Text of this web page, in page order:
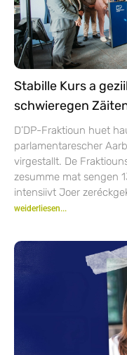
Stabille Kurs a
schwieregen
D’DP-Fraktioun huet
parlamentarescher
virgestallt. De
zesumme mat sengen
intensiivt Joer
weiderliesen...